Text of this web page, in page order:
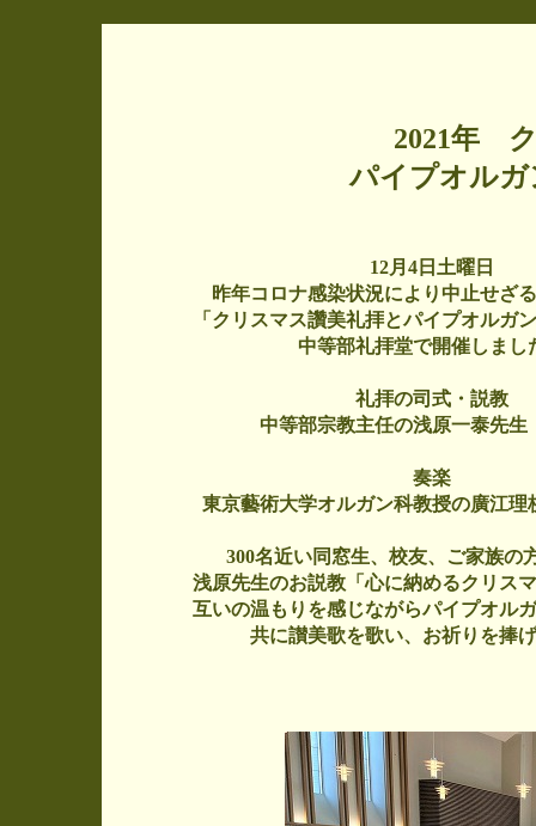
2021年
パイプオル
12月4日土曜日
昨年コロナ感染状況により中止せざ
「クリスマス讚美礼拝とパイプオルガ
中等部礼拝堂で開催しまし
礼拝の司式・説教
中等部宗教主任の浅原一泰先生
奏楽
東京藝術大学オルガン科教授の廣江理
300名近い同窓生、校友、ご家族の
浅原先生のお説教「心に納めるクリス
互いの温もりを感じながらパイプオル
共に讃美歌を歌い、お祈りを捧